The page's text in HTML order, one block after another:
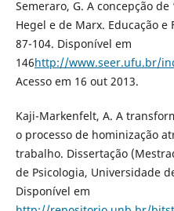
Semeraro, G. A concepção
Hegel e de Marx. Educação e
87-104. Disponível em
146http://www.seer.ufu.br/
Acesso em 16 out 2013.
Kaji-Markenfelt, A. A
o processo de hominização
trabalho. Dissertação
de Psicologia, Universidade
Disponível em